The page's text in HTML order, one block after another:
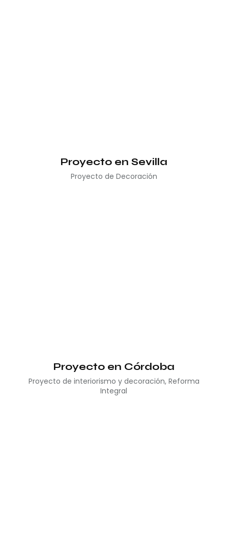
Proyecto en Sevilla
Proyecto de Decoración
Proyecto en Córdoba
Proyecto de interiorismo y decoración, Reforma
Integral